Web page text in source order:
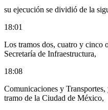
su ejecución se dividió de la
18:01
Los tramos dos, cuatro y cinco
Secretaría de Infraestructura,
18:08
Comunicaciones y
tramo de la Ciudad de México,